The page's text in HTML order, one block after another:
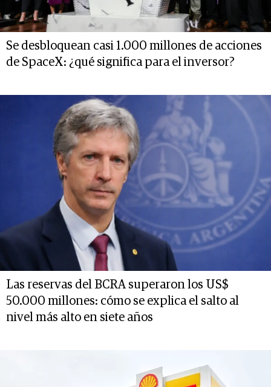
Se desbloquean casi 1.000 millones de acciones
de SpaceX: ¿qué significa para el inversor?
Las reservas del BCRA superaron los US$
50.000 millones: cómo se explica el salto al
nivel más alto en siete años